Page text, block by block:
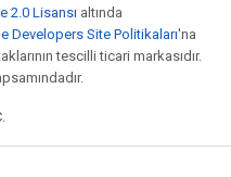
2.0 Lisansı altında
Developers Site Politikaları'na
tescilli ticari markasıdır.